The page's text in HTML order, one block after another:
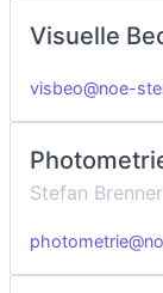
Visuelle
visbeo@noe-
Stefan Brenner